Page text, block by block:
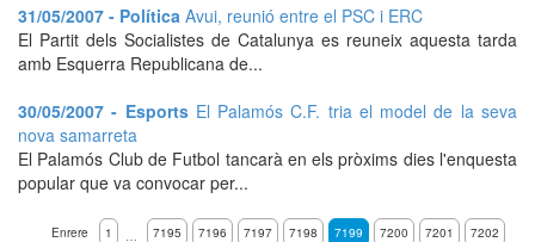
31/05/2007 - Política Avui, reunió entre el PSC i ERC
El Partit dels Socialistes de Catalunya es reuneix aquesta tarda
amb Esquerra Republicana de...
30/05/2007 - Esports El Palamós C.F. tria el model de la seva
nova samarreta
El Palamós Club de Futbol tancarà en els pròxims dies l'enquesta
popular que va convocar per...
Enrere 1 … 7195 7196 7197 7198 7199 7200 7201 7202